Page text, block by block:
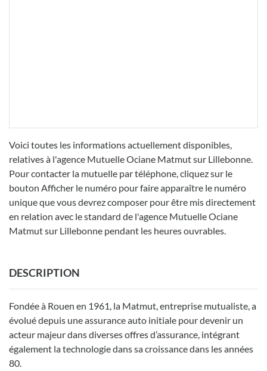
Voici toutes les informations actuellement disponibles,
relatives à l'agence Mutuelle Ociane Matmut sur Lillebonne.
Pour contacter la mutuelle par téléphone, cliquez sur le
bouton Afficher le numéro pour faire apparaître le numéro
unique que vous devrez composer pour être mis directement
en relation avec le standard de l'agence Mutuelle Ociane
Matmut sur Lillebonne pendant les heures ouvrables.
DESCRIPTION
Fondée à Rouen en 1961, la Matmut, entreprise mutualiste, a
évolué depuis une assurance auto initiale pour devenir un
acteur majeur dans diverses offres d’assurance, intégrant
également la technologie dans sa croissance dans les années
80.